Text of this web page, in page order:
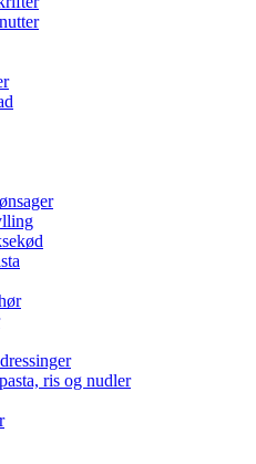
ris og nudler